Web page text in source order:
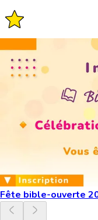
Fête bible-ouverte